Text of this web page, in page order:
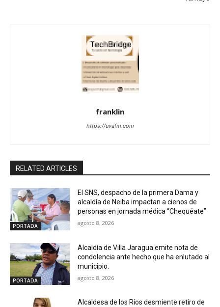
franklin
https://uvafm.com
RELATED ARTICLES
PORTADA
El SNS, despacho de la primera Dama y
alcaldía de Neiba impactan a cienos de
personas en jornada médica “Chequéate”
agosto 8, 2026
PORTADA
Alcaldía de Villa Jaragua emite nota de
condolencia ante hecho que ha enlutado al
municipio.
agosto 8, 2026
Alcaldesa de los Ríos desmiente retiro de